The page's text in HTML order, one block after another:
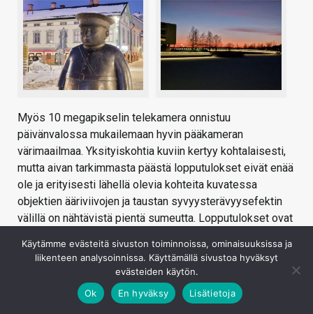
Myös 10 megapikselin telekamera onnistuu
päivänvalossa mukailemaan hyvin pääkameran
värimaailmaa. Yksityiskohtia kuviin kertyy kohtalaisesti,
mutta aivan tarkimmasta päästä lopputulokset eivät enää
ole ja erityisesti lähellä olevia kohteita kuvatessa
objektien ääriviivojen ja taustan syvyysterävyysefektin
välillä on nähtävistä pientä sumeutta. Lopputulokset ovat
poikkeuksellisen hyviä.
Hämärässä varsin pienen sensorin rajat tulevat selvästi
vastaan ja kuvien värimaailma jää varsin haaleaksi ja
Käytämme evästeitä sivuston toiminnoissa, ominaisuuksissa ja
liikenteen analysoinnissa. Käyttämällä sivustoa hyväksyt
evästeiden käytön.
Ok
En hyväksy Lisätietoja